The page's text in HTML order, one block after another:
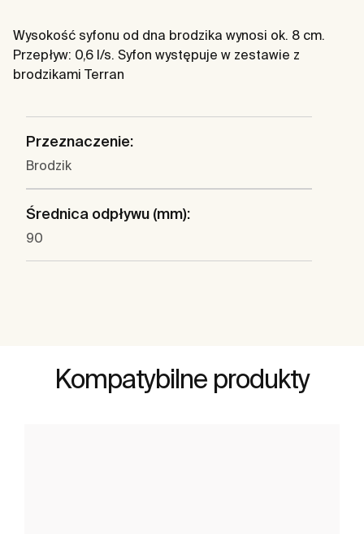
Wysokość syfonu od dna brodzika wynosi ok. 8 cm.
Przepływ: 0,6 l/s. Syfon występuje w zestawie z
brodzikami Terran
Przeznaczenie:
Brodzik
Średnica odpływu (mm):
90
Kompatybilne produkty